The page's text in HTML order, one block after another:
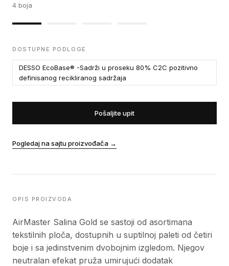
4 boja
DOSTUPNE PODLOGE
DESSO EcoBase® -Sadrži u proseku 80% C2C pozitivno
definisanog recikliranog sadržaja
Pošaljite upit
Pogledaj na sajtu proizvođača →
OPIS PROIZVODA
AirMaster Salina Gold se sastoji od asortimana
tekstilnih ploča, dostupnih u suptilnoj paleti od četiri
boje i sa jedinstvenim dvobojnim izgledom. Njegov
neutralan efekat pruža umirujući dodatak